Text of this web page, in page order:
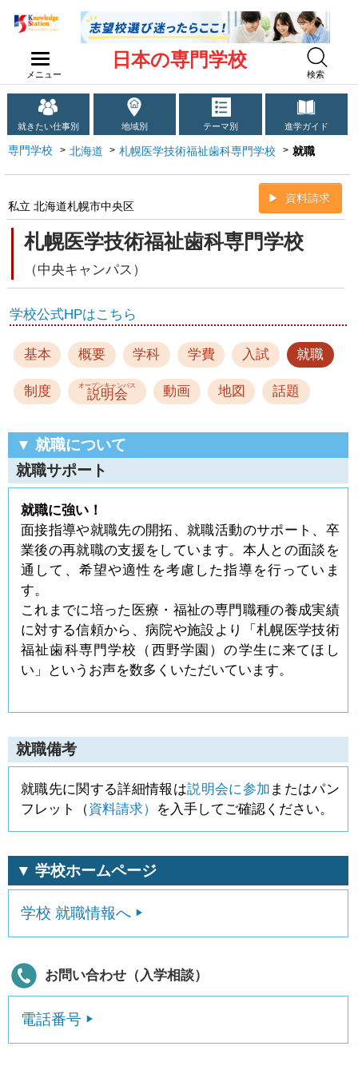
メニュー
日本の専門学校
検索
就きたい仕事別 地域別 テーマ別 進学ガイド
専門学校 北海道 札幌医学技術福祉歯科専門学校 就職
札幌医学技術福祉歯科専門学校
（中央キャンパス）
私立 北海道札幌市中央区
資料請求
学校公式HPはこちら
基本 概要 学科 学費 入試 就職
制度 オープンキャンパス
説明会 動画 地図 話題
▼ 就職について
就職サポート
就職に強い！
面接指導や就職先の開拓、就職活動のサポート、卒
業後の再就職の支援をしています。本人との面談を
通して、希望や適性を考慮した指導を行っていま
す。
これまでに培った医療・福祉の専門職種の養成実績
に対する信頼から、病院や施設より「札幌医学技術
福祉歯科専門学校（西野学園）の学生に来てほし
い」というお声を数多くいただいています。
就職備考
就職先に関する詳細情報は説明会に参加 またはパン
フレット（資料請求） を入手してご確認ください。
▼ 学校ホームページ
学校 就職情報へ
お問い合わせ（入学相談）
電話番号